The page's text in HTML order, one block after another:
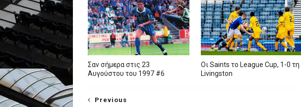
Σαν σήμερα στις 23
Αυγούστου του 1997 #6
Oι Saints το League Cup, 1-0 τη
Livingston
Previous